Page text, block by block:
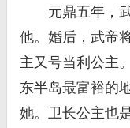
元鼎五年，武
他。婚后，武帝
主又号当利公主
东半岛最富裕的
她。卫长公主也